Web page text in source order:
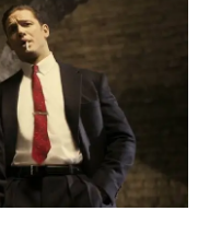
SALĖJE
2015